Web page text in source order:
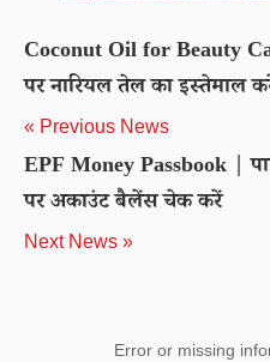
Coconut Oil for Beauty
पर नारियल तेल का इस्तेमाल
« Previous News
EPF Money Passbook |
पर अकाउंट बैलेंस चेक करें
Next News »
Error or missing